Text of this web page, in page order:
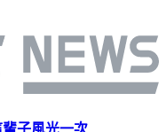
子風光一次